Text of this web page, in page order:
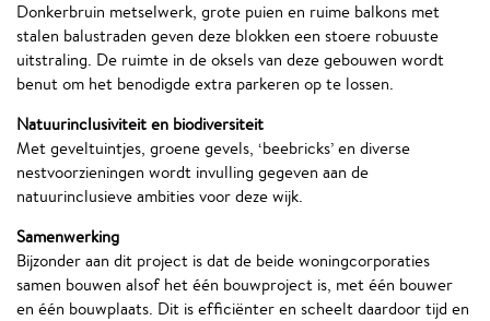
Donkerbruin metselwerk, grote puien en ruime balkons met
stalen balustraden geven deze blokken een stoere robuuste
uitstraling. De ruimte in de oksels van deze gebouwen wordt
benut om het benodigde extra parkeren op te lossen.
Natuurinclusiviteit en biodiversiteit
Met geveltuintjes, groene gevels, ‘beebricks’ en diverse
nestvoorzieningen wordt invulling gegeven aan de
natuurinclusieve ambities voor deze wijk.
Samenwerking
Bijzonder aan dit project is dat de beide woningcorporaties
samen bouwen alsof het één bouwproject is, met één bouwer
en één bouwplaats. Dit is efficiënter en scheelt daardoor tijd en